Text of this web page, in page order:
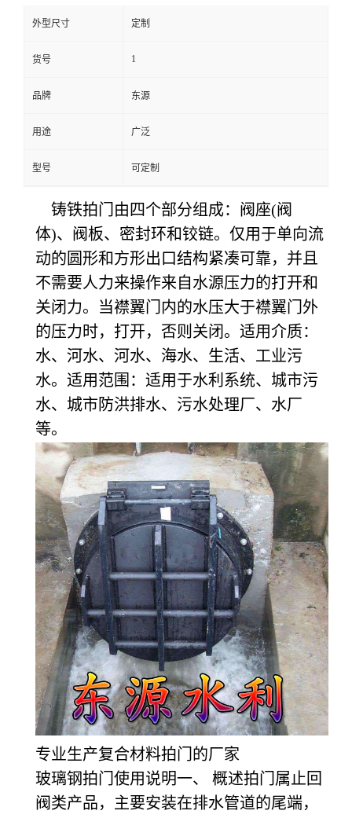
外型尺寸 定制
货号 1
品牌 东源
用途 广泛
型号 可定制
铸铁拍门由四个部分组成：阀座(阀
体)、阀板、密封环和铰链。仅用于单向流
动的圆形和方形出口结构紧凑可靠，并且
不需要人力来操作来自水源压力的打开和
关闭力。当襟翼门内的水压大于襟翼门外
的压力时，打开，否则关闭。适用介质：
水、河水、河水、海水、生活、工业污
水。适用范围：适用于水利系统、城市污
水、城市防洪排水、污水处理厂、水厂
等。
专业生产复合材料拍门的厂家
玻璃钢拍门使用说明一、 概述拍门属止回
阀类产品，主要安装在排水管道的尾端，